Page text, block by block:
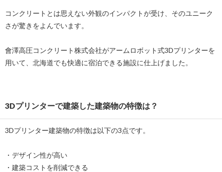
コンクリートとは思えない外観のインパクトが受け、そのユニーク
さが驚きをよんでいます。
會澤高圧コンクリート株式会社がアームロボット式3Dプリンターを
用いて、北海道でも快適に宿泊できる施設に仕上げました。
3Dプリンターで建築した建築物の特徴は？
3Dプリンター建築物の特徴は以下の3点です。
・デザイン性が高い
・建築コストを削減できる